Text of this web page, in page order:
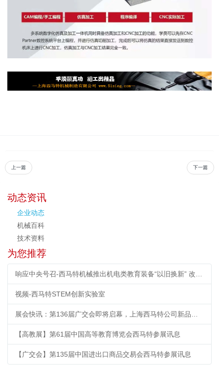
上一篇 下一篇
动态资讯
企业动态
机械百科
技术资料
为您推荐
视频-西马特STEM创新实验室
【高教展】第61届中国高等教育博览会西马特参展讯息
【广交会】第135届中国进出口商品交易会西马特参展讯息